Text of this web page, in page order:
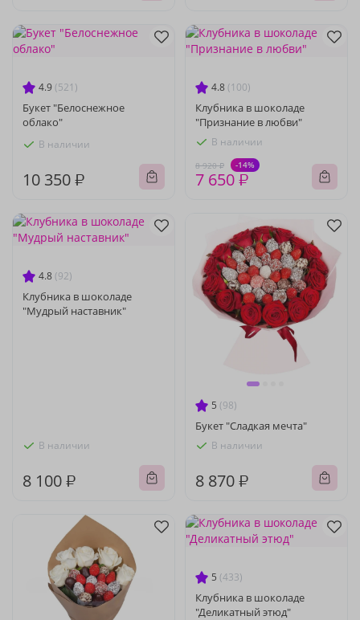
4.9 (521)
Букет "Белоснежное
облако"
В наличии
10 350 ₽
4.8 (100)
Клубника в шоколаде
"Признание в любви"
В наличии
8 920 ₽ -14%
7 650 ₽
4.8 (92)
Клубника в шоколаде
"Мудрый наставник"
В наличии
8 100 ₽
5 (98)
Букет "Сладкая мечта"
В наличии
8 870 ₽
5 (433)
Клубника в шоколаде
"Деликатный этюд"